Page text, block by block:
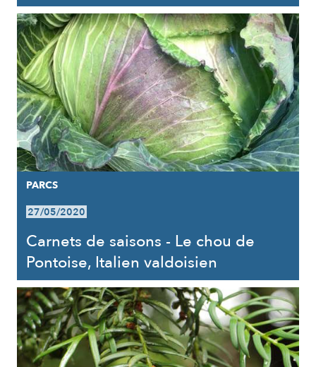
PARCS
27/05/2020
Carnets de saisons - Le chou de
Pontoise, Italien valdoisien